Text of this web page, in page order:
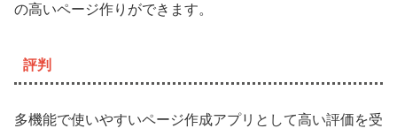
の高いページ作りができます。
評判
多機能で使いやすいページ作成アプリとして高い評価を受